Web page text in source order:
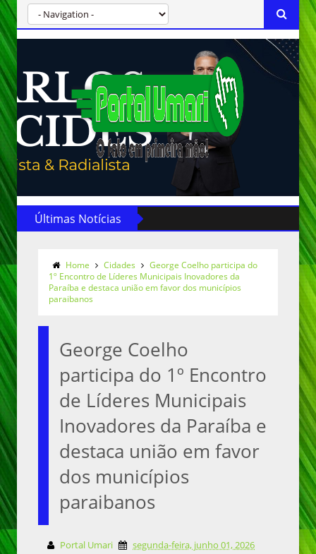
Últimas Notícias
Home Cidades
George Coelho participa do
1º Encontro de Líderes Municipais Inovadores da
Paraíba e destaca união em favor dos municípios
paraibanos
George Coelho
participa do 1º Encontro
de Líderes Municipais
Inovadores da Paraíba e
destaca união em favor
dos municípios
paraibanos
Portal Umari segunda-feira, junho 01, 2026